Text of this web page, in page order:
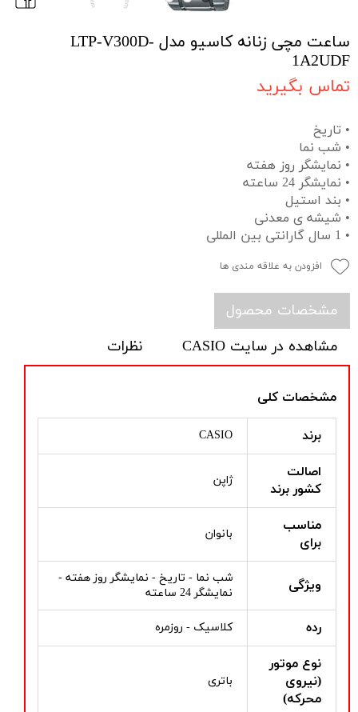
ساعت مچی زنانه کاسیو مدل LTP-V300D-
1A2UDF
تماس بگیرید
• تاریخ
• شب نما
• نمایشگر روز هفته
• نمایشگر 24 ساعته
• بند استیل
• شیشه ی معدنی
• 1 سال گارانتی بین المللی
افزودن به علاقه مندی ها
مشخصات محصول
مشاهده در سایت CASIO
نظرات
مشخصات کلی
برند CASIO
اصالت
کشور برند
ژاپن
مناسب
برای
بانوان
ویژگی
شب نما - تاریخ - نمایشگر روز هفته -
نمایشگر 24 ساعته
رده کلاسیک - روزمره
نوع موتور
(نیروی
محرکه)
باتری